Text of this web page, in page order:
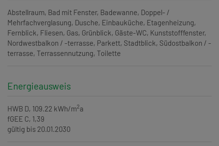
Abstellraum Bad mit Fenster Badewanne Doppel- /
Mehrfachverglasung Dusche Einbauküche Etagenheizung
Fernblick Fliesen Gas Grünblick Gäste-WC Kunststofffenster
Nordwestbalkon / -terrasse Parkett Stadtblick Südostbalkon / -
terrasse Terrassennutzung Toilette
Energieausweis
HWB D, 109.22 kWh/m2a
fGEE C, 1,39
gültig bis 20.01.2030